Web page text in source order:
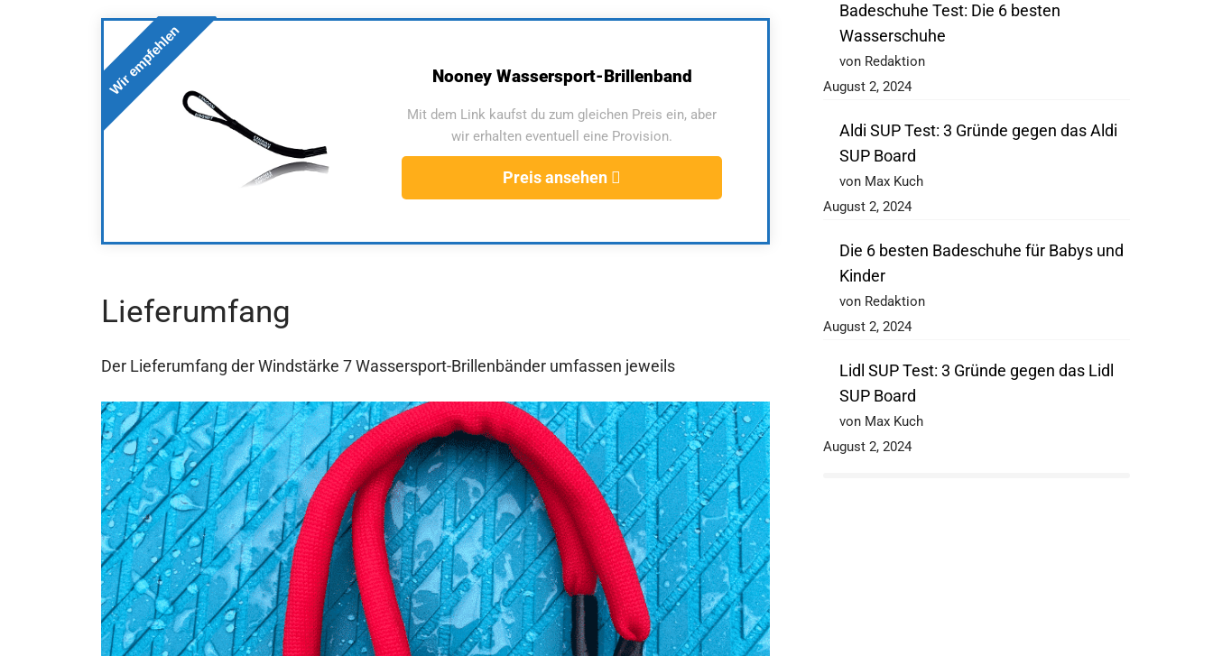
Wir empfehlen Nooney Wassersport-Brillenband
Mit dem Link kaufst du zum gleichen Preis ein, aber
wir erhalten eventuell eine Provision.
Preis ansehen
Lieferumfang
Der Lieferumfang der Windstärke 7 Wassersport-Brillenbänder umfassen jeweils
Badeschuhe Test: Die 6 besten
Wasserschuhe
von Redaktion
August 2, 2024
Aldi SUP Test: 3 Gründe gegen das Aldi
SUP Board
von Max Kuch
August 2, 2024
Die 6 besten Badeschuhe für Babys und
Kinder
von Redaktion
August 2, 2024
Lidl SUP Test: 3 Gründe gegen das Lidl
SUP Board
von Max Kuch
August 2, 2024